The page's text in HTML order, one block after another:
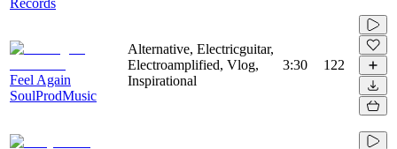
Feel Again
SoulProdMusic
Alternative, Electricguitar,
Electroamplified, Vlog,
Inspirational
3:30 122